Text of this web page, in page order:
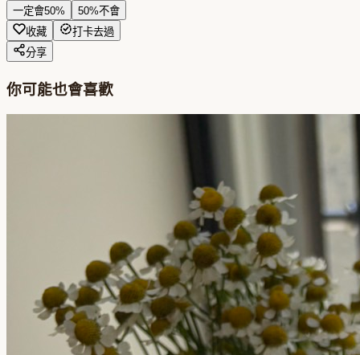
一定會50% 50%不會
收藏
打卡去過
分享
你可能也會喜歡